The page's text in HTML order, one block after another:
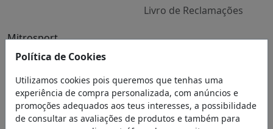
Livro de Reclamações
Mitrosport
Quem Somos
Contactos
Blog
Política de Cookies
Utilizamos cookies pois queremos que tenhas uma
experiência de compra personalizada, com anúncios e
promoções adequados aos teus interesses, a possibilidade
de consultar as avaliações de produtos e também para